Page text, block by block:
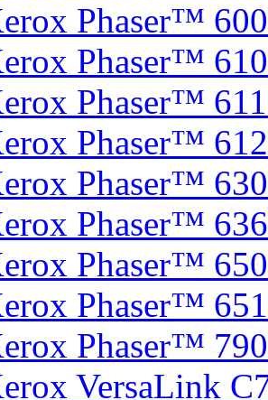
Phaser™
Phaser™
Phaser™
Phaser™
Phaser™
Phaser™
Phaser™
Phaser™
Phaser™ 790
VersaLink